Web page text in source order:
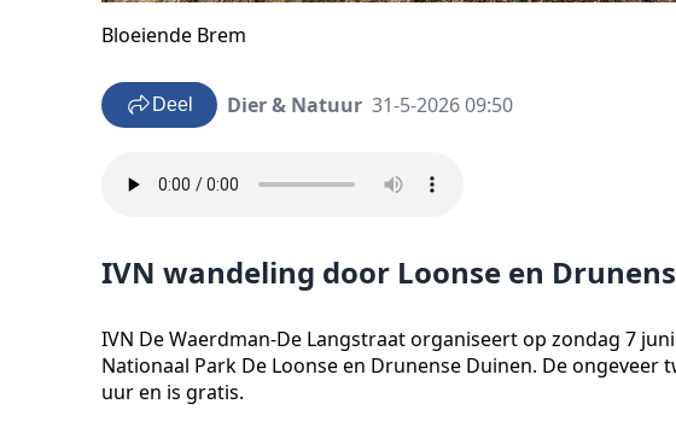
Bloeiende Brem
Deel Dier & Natuur 31-5-2026 09:50
IVN wandeling door Loonse en
IVN De Waerdman-De Langstraat organiseert op zondag 7
Nationaal Park De Loonse en Drunense Duinen. De
uur en is gratis.